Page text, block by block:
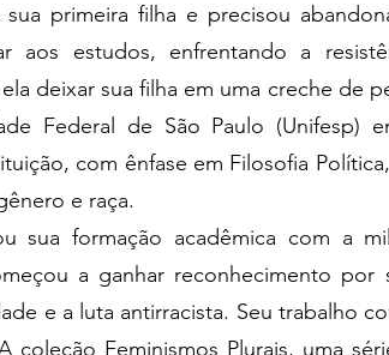
primeira filha e precisou
aos estudos, enfrentando a
deixar sua filha em uma creche de
Federal de São Paulo (Unifesp)
com ênfase em Filosofia
e raça.
sua formação acadêmica com a
a ganhar reconhecimento
e a luta antirracista. Seu trabalho
coleção Feminismos Plurais, uma